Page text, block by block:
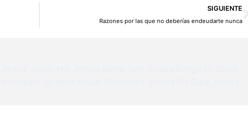
SIGUIENTE
Razones por las que no deberías endeudarte nunca